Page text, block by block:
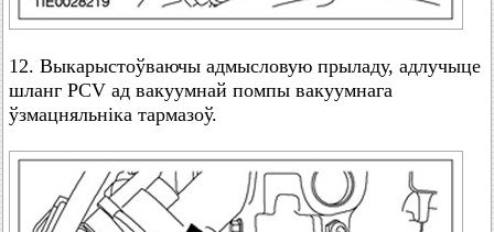
12. Выкарыстоўваючы адмысловую прыладу, адлучыце
шланг PCV ад вакуумнай помпы вакуумнага
ўзмацняльніка тармазоў.